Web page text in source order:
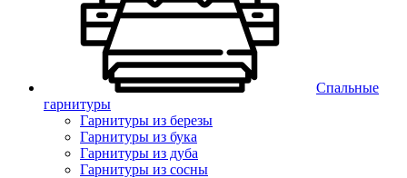
Спальные
гарнитуры
Гарнитуры из березы
Гарнитуры из бука
Гарнитуры из дуба
Гарнитуры из сосны